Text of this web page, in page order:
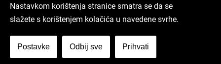
Svi tekstovi
Nastavkom korištenja stranice smatra se da se
slažete s korištenjem kolačića u navedene svrhe.
Postavke Odbij sve Prihvati